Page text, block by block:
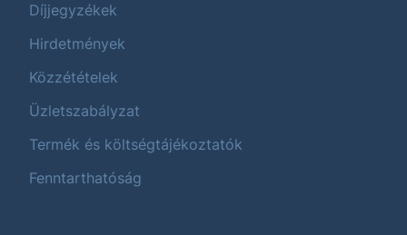
Díjjegyzékek
Hirdetmények
Közzétételek
Üzletszabályzat
Termék és költségtájékoztatók
Fenntarthatóság